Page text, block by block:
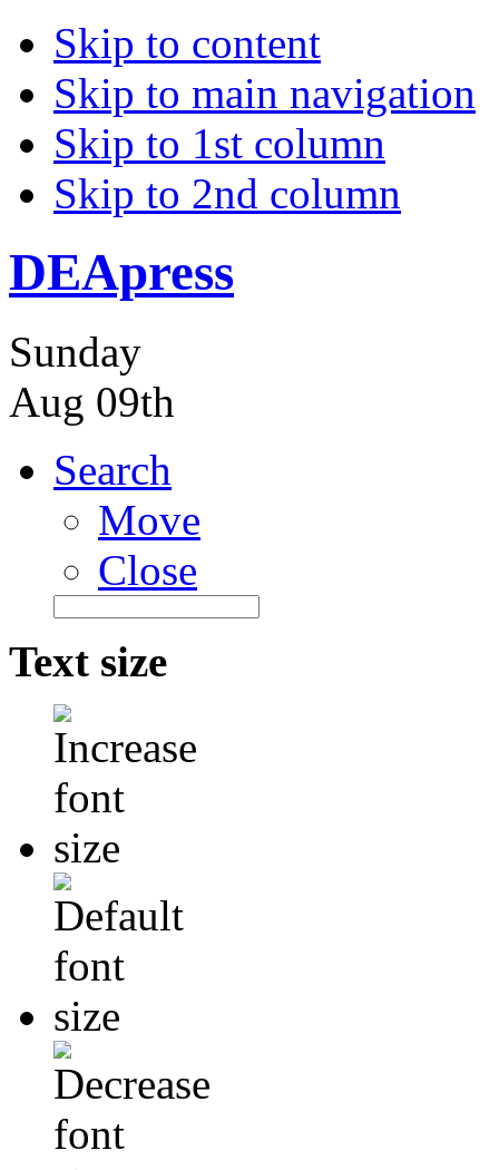
Skip to content
Skip to main navigation
Skip to 1st column
Skip to 2nd column
DEApress
Sunday
Aug 09th
Search
Move
Close
Text size